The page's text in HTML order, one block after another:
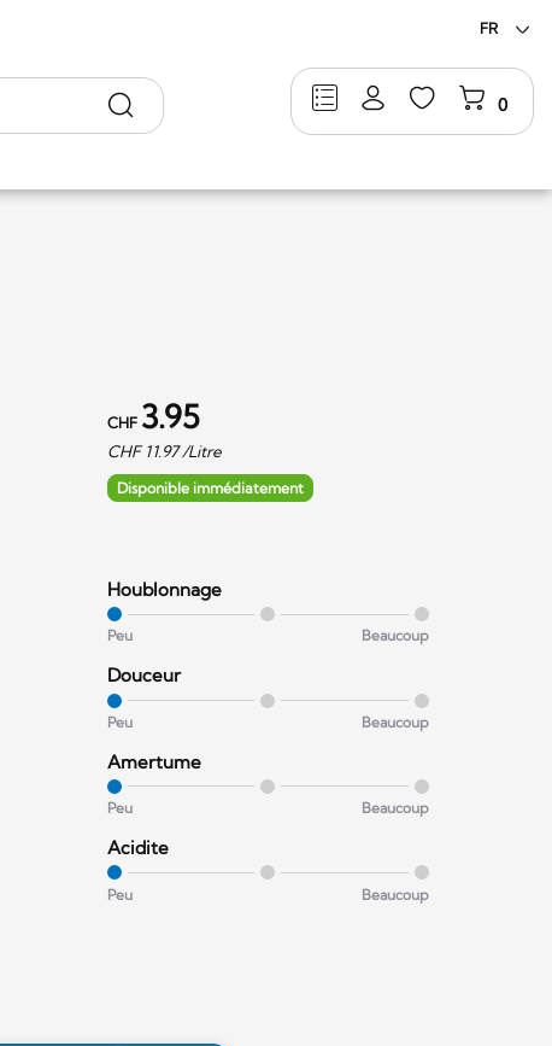
FR
0
Rechercher
CHF 3.95
CHF 11.97/Litre
Disponible immédiatement
Houblonnage
Peu Beaucoup
Douceur
Peu Beaucoup
Amertume
Peu Beaucoup
Acidite
Peu Beaucoup